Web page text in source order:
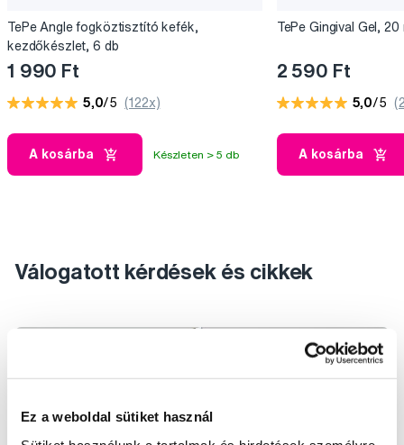
Ez a weboldal sütiket használ
TePe Angle fogköztisztító kefék,
kezdőkészlet, 6 db
1 990 Ft
5,0/5 (122x)
A kosárba Készleten > 5 db
TePe Gingival Gel, 20
2 590 Ft
5,0/5
A kosárba
Válogatott kérdések és cikkek